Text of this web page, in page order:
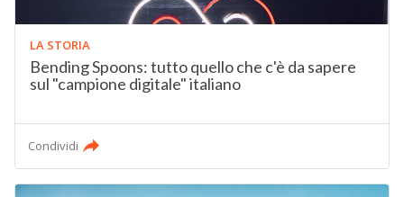
LA STORIA
Bending Spoons: tutto quello che c'è da sapere
sul "campione digitale" italiano
Condividi